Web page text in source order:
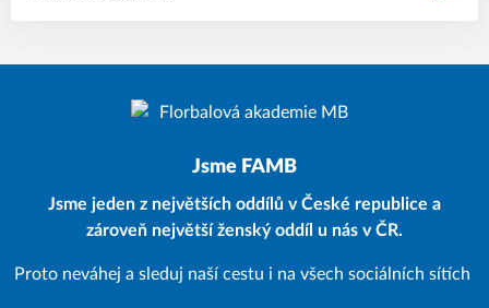
Jsme FAMB
Jsme jeden z největších oddílů v České republice a
zároveň největší ženský oddíl u nás v ČR.
Proto neváhej a sleduj naší cestu i na všech sociálních sítích